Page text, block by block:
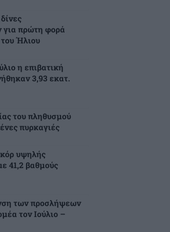
πρώτη φορά
Ήλιου
η επιβατική
3,93 εκατ.
του πληθυσμού
πυρκαγιές
υψηλής
41,2 βαθμούς
των προσλήψεων
τον Ιούλιο –